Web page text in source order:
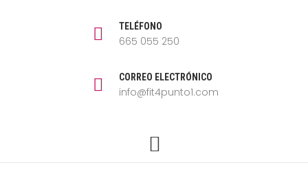
TELÉFONO
665 055 250
CORREO ELECTRÓNICO
info@fit4punto1.com